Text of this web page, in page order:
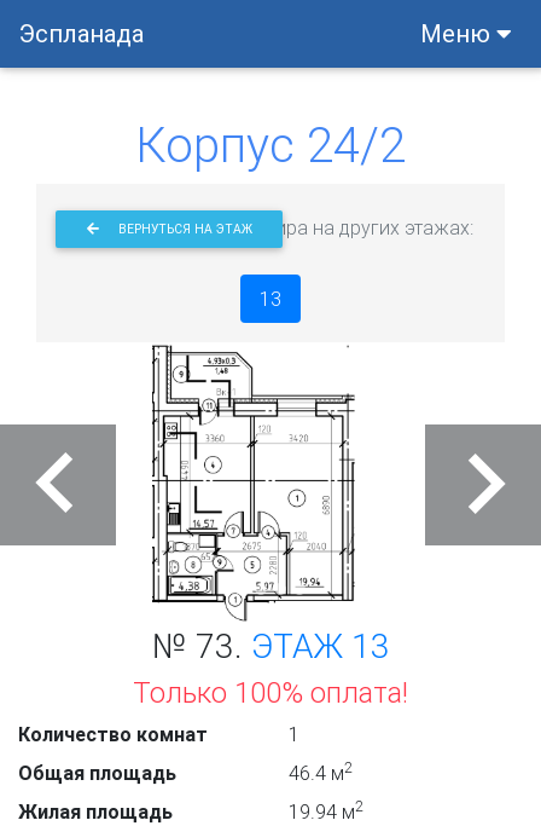
Эспланада Меню
Корпус 24/2
ВЕРНУТЬСЯ НА ЭТАЖЭта квартира на других этажах:
13
Previous Next
№ 73. ЭТАЖ 13
Только 100% оплата!
Количество комнат
1
Общая площадь
46.4 м2
Жилая площадь 19.94 м2